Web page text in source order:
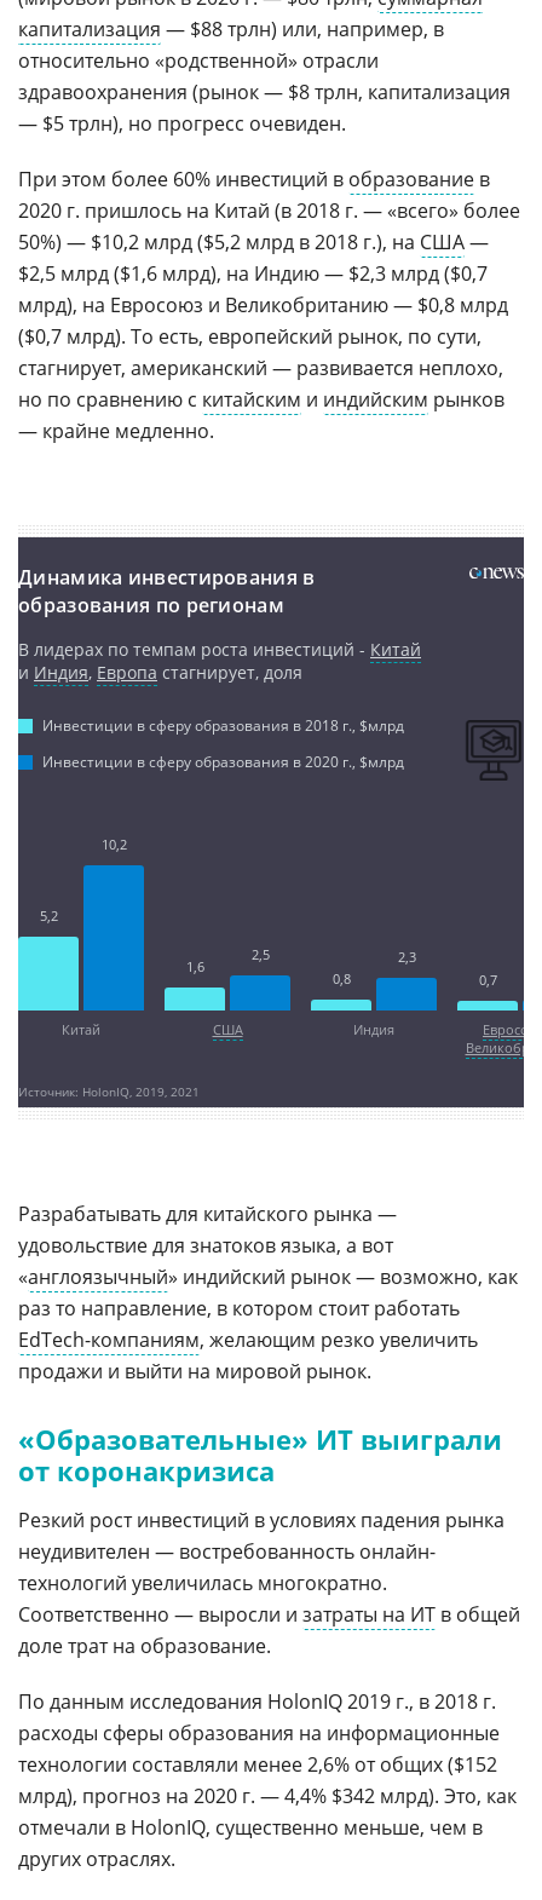
капитализация — $88 трлн) или, например, в
относительно «родственной» отрасли
здравоохранения (рынок — $8 трлн, капитализация
— $5 трлн), но прогресс очевиден.
При этом более 60% инвестиций в образование в
2020 г. пришлось на Китай (в 2018 г. — «всего» более
50%) — $10,2 млрд ($5,2 млрд в 2018 г.), на США—
$2,5 млрд ($1,6 млрд), на Индию — $2,3 млрд ($0,7
млрд), на Евросоюз и Великобританию — $0,8 млрд
($0,7 млрд). То есть, европейский рынок, по сути,
стагнирует, американский — развивается неплохо,
но по сравнению с китайским и индийским рынков
— крайне медленно.
Динамика инвестирования в
образования по регионам
В лидерах по темпам роста инвестиций - Китай
и Индия, Европа стагнирует, доля
Инвестиции в сферу образования в 2018 г., $млрд
Инвестиции в сферу образования в 2020 г., $млрд
5,2
10,2
Китай
1,6
2,5
США
0,8
2,3
Индия
0,7
Источник: HolonIQ, 2019, 2021
Разрабатывать для китайского рынка —
удовольствие для знатоков языка, а вот
«англоязычный» индийский рынок — возможно, как
раз то направление, в котором стоит работать
EdTech-компаниям, желающим резко увеличить
продажи и выйти на мировой рынок.
«Образовательные» ИТ выиграли
от коронакризиса
Резкий рост инвестиций в условиях падения рынка
неудивителен — востребованность онлайн-
технологий увеличилась многократно.
Соответственно — выросли и затраты на ИТ в общей
доле трат на образование.
По данным исследования HolonIQ 2019 г., в 2018 г.
расходы сферы образования на информационные
технологии составляли менее 2,6% от общих ($152
млрд), прогноз на 2020 г. — 4,4% $342 млрд). Это, как
отмечали в HolonIQ, существенно меньше, чем в
других отраслях.